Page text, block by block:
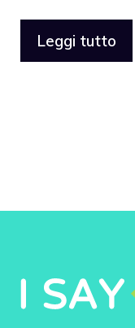
Leggi tutto